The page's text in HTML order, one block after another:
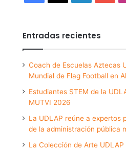
Entradas recientes
Coach de Escuelas Aztecas
Mundial de Flag Football en
Estudiantes STEM de la
MUTVI 2026
La UDLAP reúne a expertos
de la administración pública
La Colección de Arte